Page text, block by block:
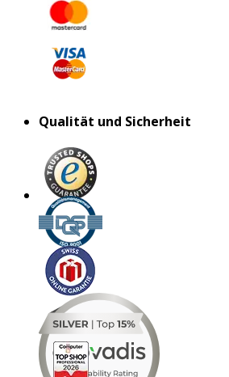
Qualität und Sicherheit